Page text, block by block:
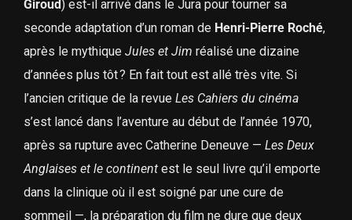
Giroud) est-il arrivé dans le Jura pour tourner sa
seconde adaptation d’un roman de Henri-Pierre Roché,
après le mythique Jules et Jim réalisé une dizaine
d’années plus tôt ? En fait tout est allé très vite. Si
l’ancien critique de la revue Les Cahiers du cinéma
s’est lancé dans l’aventure au début de l’année 1970,
après sa rupture avec Catherine Deneuve — Les Deux
Anglaises et le continentest le seul livre qu’il emporte
dans la clinique où il est soigné par une cure de
sommeil —, la préparation du film ne dure que deux